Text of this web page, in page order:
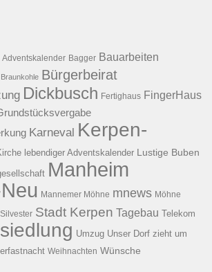
Adventskalender Bagger Bauarbeiten
Braunkohle Bürgerbeirat
Dickbusch Fertighaus FingerHaus
Karneval Kerpen-
lebendiger Adventskalender Lustige Buben
Manheim
Mannemer Möhne mnews Möhne
Silvester Stadt Kerpen Tagebau Telekom
Umzug Unser Dorf zieht um
Weihnachten Wünsche